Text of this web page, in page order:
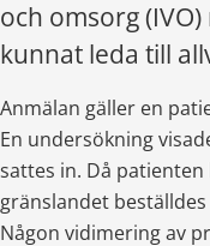
och omsorg
kunnat leda till
Anmälan gäller en
En undersökning
sattes in. Då
gränslandet
Någon vidimering av